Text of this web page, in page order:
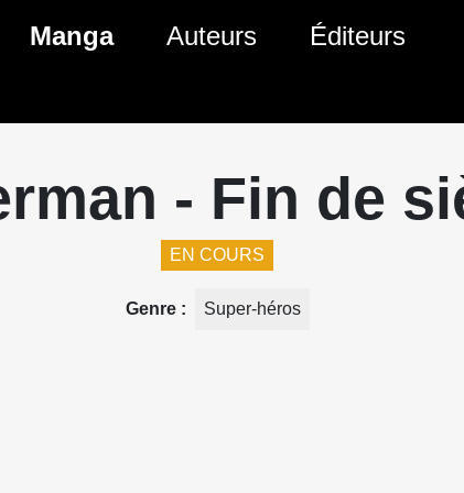
courante)
Manga
Genres Manga
Auteurs Éditeurs
- Fin de
EN COURS
Genre Super-héros